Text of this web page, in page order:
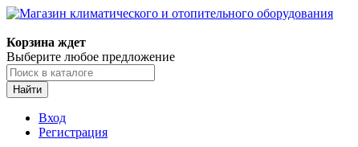
Корзина ждет
Выберите любое предложение
Найти
Вход
Регистрация